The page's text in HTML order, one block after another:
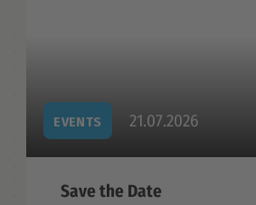
EVENTS 21.07.2026
Save the Date